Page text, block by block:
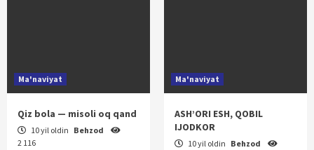
Ma'naviyat
Qiz bola — misoli oq qand
10 yil oldin Behzod
2 116
Ma'naviyat
ASH’ORI ESH, QOBIL
IJODKOR
10 yil oldin Behzod